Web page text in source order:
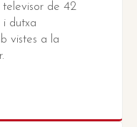
televisor de 42
i dutxa
vistes a la